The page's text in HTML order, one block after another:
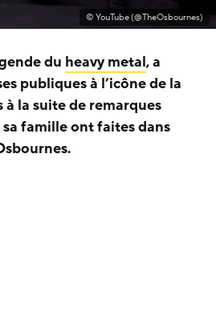
© YouTube (@TheOsbournes)
du heavy metal, a
publiques à l’icône de la
à la suite de remarques
famille ont faites dans